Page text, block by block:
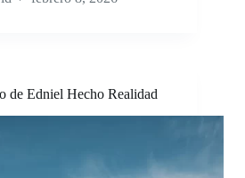
de Edniel Hecho Realidad